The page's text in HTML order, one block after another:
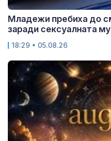
Младежи пребиха до
заради сексуалната
18:29 • 05.08.26